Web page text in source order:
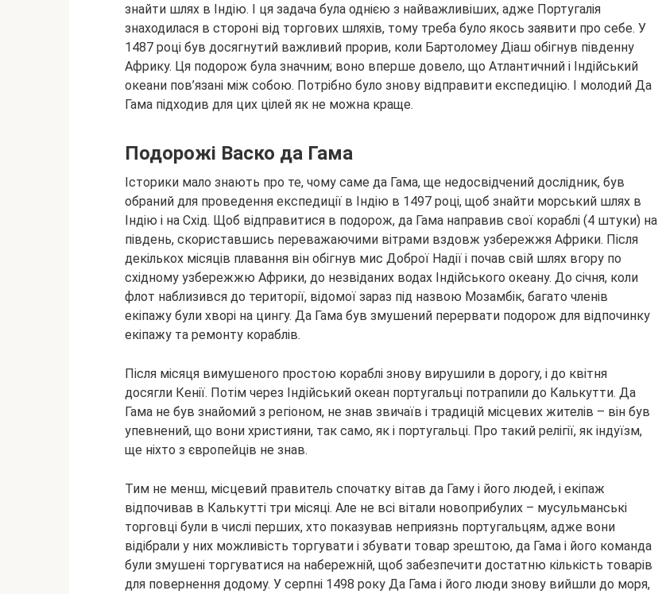
знайти шлях в Індію. І ця задача була однією з найважливіших, адже Португалія
знаходилася в стороні від торгових шляхів, тому треба було якось заявити про себе. У
1487 році був досягнутий важливий прорив, коли Бартоломеу Діаш обігнув південну
Африку. Ця подорож була значним; воно вперше довело, що Атлантичний і Індійський
океани пов’язані між собою. Потрібно було знову відправити експедицію. І молодий Да
Гама підходив для цих цілей як не можна краще.
Подорожі Васко да Гама
Історики мало знають про те, чому саме да Гама, ще недосвідчений дослідник, був
обраний для проведення експедиції в Індію в 1497 році, щоб знайти морський шлях в
Індію і на Схід. Щоб відправитися в подорож, да Гама направив свої кораблі (4 штуки) на
південь, скориставшись переважаючими вітрами вздовж узбережжя Африки. Після
декількох місяців плавання він обігнув мис Доброї Надії і почав свій шлях вгору по
східному узбережжю Африки, до незвіданих водах Індійського океану. До січня, коли
флот наблизився до території, відомої зараз під назвою Мозамбік, багато членів
екіпажу були хворі на цингу. Да Гама був змушений перервати подорож для відпочинку
екіпажу та ремонту кораблів.
Після місяця вимушеного простою кораблі знову вирушили в дорогу, і до квітня
досягли Кенії. Потім через Індійський океан португальці потрапили до Калькутти. Да
Гама не був знайомий з регіоном, не знав звичаїв і традицій місцевих жителів – він був
упевнений, що вони християни, так само, як і португальці. Про такий релігії, як індуїзм,
ще ніхто з європейців не знав.
Тим не менш, місцевий правитель спочатку вітав да Гаму і його людей, і екіпаж
відпочивав в Калькутті три місяці. Але не всі вітали новоприбулих – мусульманські
торговці були в числі перших, хто показував неприязнь португальцям, адже вони
відібрали у них можливість торгувати і збувати товар зрештою, да Гама і його команда
були змушені торгуватися на набережній, щоб забезпечити достатню кількість товарів
для повернення додому. У серпні 1498 року Да Гама і його люди знову вийшли до моря,